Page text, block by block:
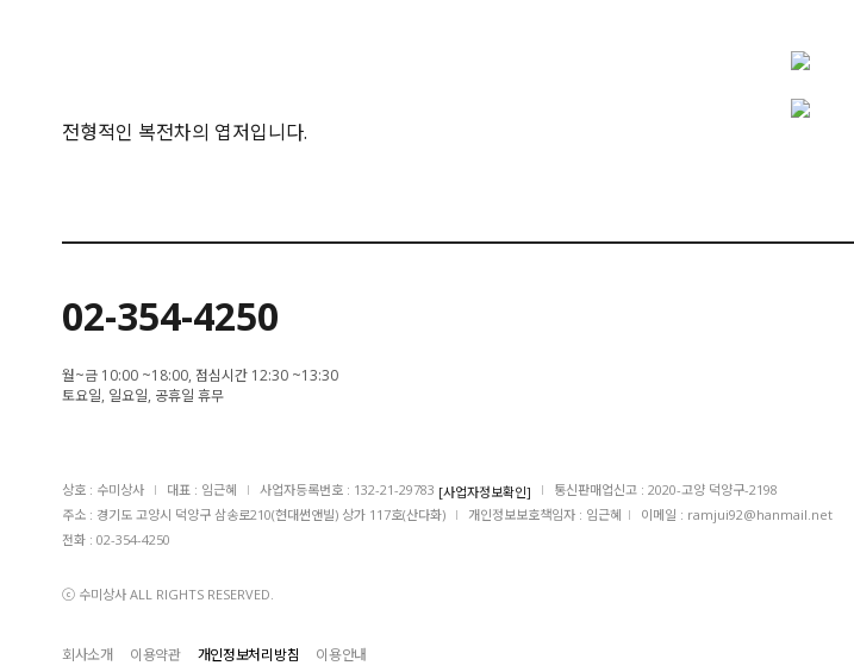
전형적인 복전차의 엽저입니다.
02-354-4250
월~금 10:00 ~18:00, 점심시간 12:30 ~13:30
토요일, 일요일, 공휴일 휴무
상호 : 수미상사 I 대표 : 임근혜 I 사업자등록번호 : 132-21-29783 [사업자정보확인] I
통신판매업신고 : 2020-고양 덕양구-2198
주소 : 경기도 고양시 덕양구 삼송로210(현대썬앤빌) 상가 117호(산다화) I 개인정보보호책임자 : 임근혜 I
이메일 : ramjui92@hanmail.net
전화 : 02-354-4250
ⓒ 수미상사 ALL RIGHTS RESERVED.
회사소개 이용약관 개인정보처리방침 이용안내